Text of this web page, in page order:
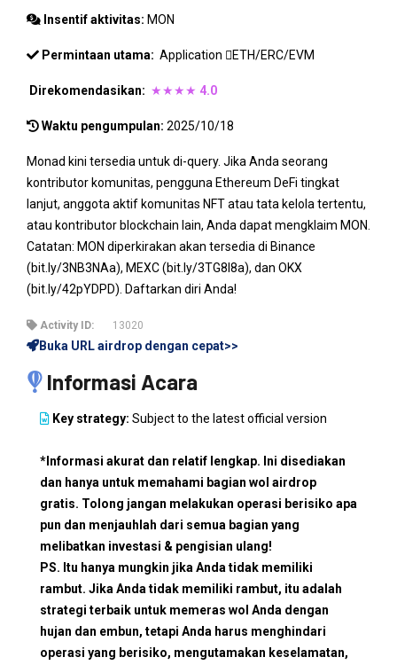
Insentif aktivitas: MON
Permintaan utama: Application ETH/ERC/EVM
Direkomendasikan: ★★★★ 4.0
Waktu pengumpulan: 2025/10/18
Monad kini tersedia untuk di-query. Jika Anda seorang
kontributor komunitas, pengguna Ethereum DeFi tingkat
lanjut, anggota aktif komunitas NFT atau tata kelola tertentu,
atau kontributor blockchain lain, Anda dapat mengklaim MON.
Catatan: MON diperkirakan akan tersedia di Binance
(bit.ly/3NB3NAa), MEXC (bit.ly/3TG8I8a), dan OKX
(bit.ly/42pYDPD). Daftarkan diri Anda!
Activity ID: 13020
Buka URL airdrop dengan cepat>>
Informasi Acara
Key strategy: Subject to the latest official version
*Informasi akurat dan relatif lengkap. Ini disediakan
dan hanya untuk memahami bagian wol airdrop
gratis. Tolong jangan melakukan operasi berisiko apa
pun dan menjauhlah dari semua bagian yang
melibatkan investasi & pengisian ulang!
PS. Itu hanya mungkin jika Anda tidak memiliki
rambut. Jika Anda tidak memiliki rambut, itu adalah
strategi terbaik untuk memeras wol Anda dengan
hujan dan embun, tetapi Anda harus menghindari
operasi yang berisiko, mengutamakan keselamatan,